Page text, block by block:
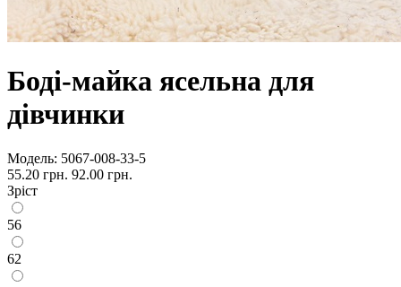
Боді-майка ясельна для
дівчинки
Модель: 5067-008-33-5
55.20 грн. 92.00 грн.
Зріст
56
62